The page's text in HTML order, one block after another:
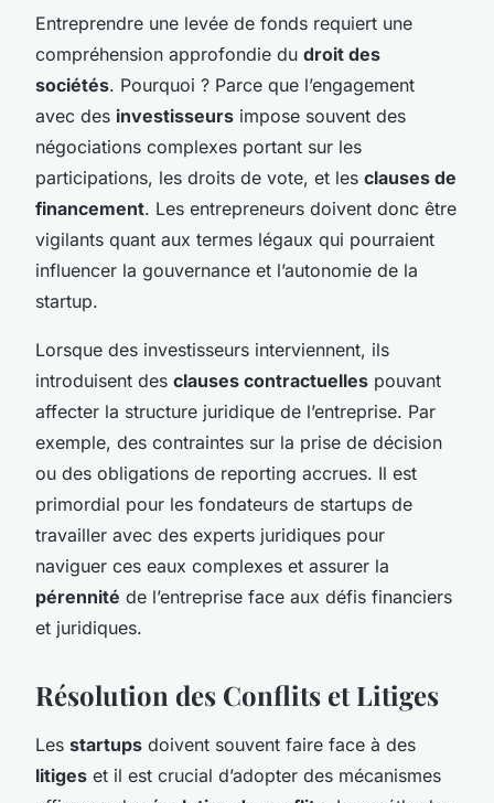
Entreprendre une levée de fonds requiert une
compréhension approfondie du droit des
sociétés. Pourquoi ? Parce que l’engagement
avec des investisseurs impose souvent des
négociations complexes portant sur les
participations, les droits de vote, et les clauses de
financement. Les entrepreneurs doivent donc être
vigilants quant aux termes légaux qui pourraient
influencer la gouvernance et l’autonomie de la
startup.
Lorsque des investisseurs interviennent, ils
introduisent des clauses contractuelles pouvant
affecter la structure juridique de l’entreprise. Par
exemple, des contraintes sur la prise de décision
ou des obligations de reporting accrues. Il est
primordial pour les fondateurs de startups de
travailler avec des experts juridiques pour
naviguer ces eaux complexes et assurer la
pérennité de l’entreprise face aux défis financiers
et juridiques.
Résolution des Conflits et Litiges
Les startups doivent souvent faire face à des
litiges et il est crucial d’adopter des mécanismes